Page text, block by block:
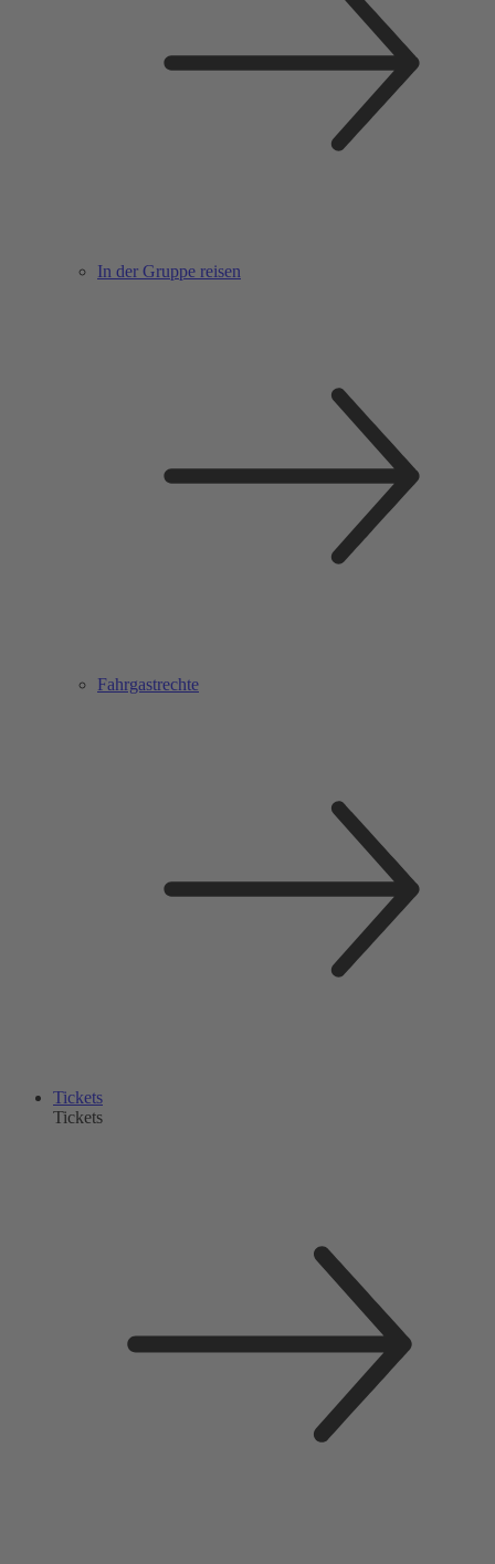
In der Gruppe reisen
Fahrgastrechte
Tickets
Tickets